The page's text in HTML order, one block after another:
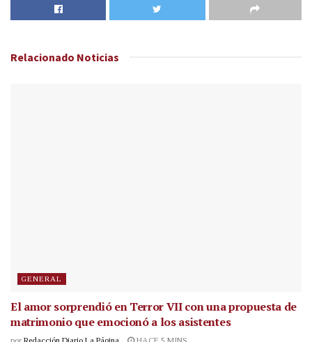
Relacionado Noticias
GENERAL
El amor sorprendió en Terror VII con una propuesta de
matrimonio que emocionó a los asistentes